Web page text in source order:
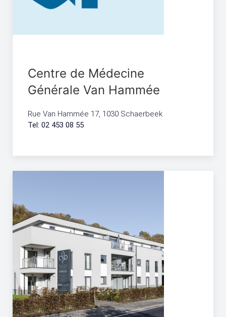
Centre de Médecine
Générale Van Hammée
Rue Van Hammée 17, 1030 Schaerbeek
Tel: 02 453 08 55